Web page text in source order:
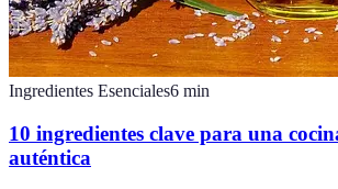
Ingredientes Esenciales6 min
10 ingredientes clave para una
auténtica